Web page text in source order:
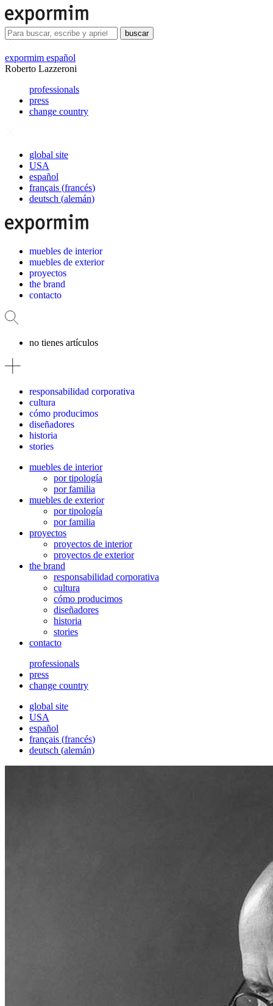
buscar
expormim español
Roberto Lazzeroni
professionals
press
change country
global site
USA
español
français (francés)
deutsch (alemán)
muebles de interior
muebles de exterior
proyectos
the brand
contacto
no tienes artículos
responsabilidad corporativa
cultura
cómo producimos
diseñadores
historia
stories
muebles de interior
por tipología
por familia
muebles de exterior
por tipología
por familia
proyectos
proyectos de interior
proyectos de exterior
the brand
responsabilidad corporativa
cultura
cómo producimos
diseñadores
historia
stories
contacto
professionals
press
change country
global site
USA
español
français (francés)
deutsch (alemán)